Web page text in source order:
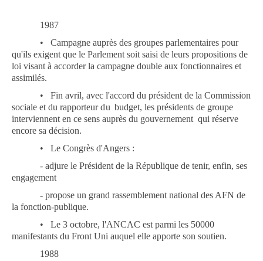
1987
•
Campagne auprès des groupes parlementaires pour
qu'ils exigent que le Parlement soit saisi de leurs propositions de
loi visant à accorder la campagne double aux fonctionnaires et
assimilés.
•
Fin avril, avec l'accord du président de la Commission
sociale et du rapporteurdu budget, les présidents de groupe
interviennent en ce sens auprès du gouvernement qui réserve
encore sa décision.
•
Le Congrès d'Angers :
- adjure le Président de la République de tenir, enfin, ses
engagement
- propose un grand rassemblement national des AFN de
la fonction-publique.
•
Le 3 octobre, l'ANCAC est parmi les 50000
manifestants du Front Uni auquel elle apporte son soutien.
1988